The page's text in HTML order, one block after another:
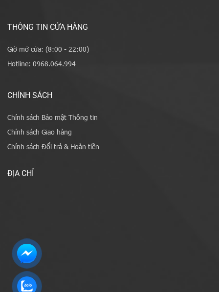
THÔNG TIN CỬA HÀNG
Giờ mở cửa: (8:00 - 22:00)
Hotline: 0968.064.994
CHÍNH SÁCH
Chính sách Bảo mật Thông tin
Chính sách Giao hàng
Chính sách Đổi trả & Hoàn tiền
ĐỊA CHỈ